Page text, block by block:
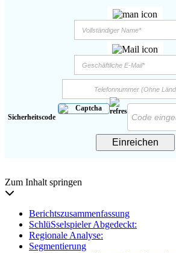
Sicherheitscode
Einreichen
Zum Inhalt springen
Berichtszusammenfassung
SchlüSselspieler Abgedeckt:
Regionale Analyse:
Segmentierung